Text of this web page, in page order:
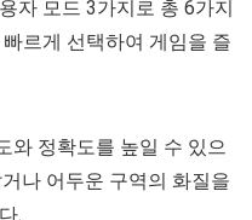
자 모드 3가지로 총 6가지
르게 선택하여 게임을 즐
와 정확도를 높일 수 있으
나 어두운 구역의 화질을
.